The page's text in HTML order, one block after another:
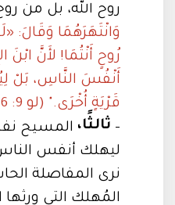
روح الله، بل من
وَانْتَهَرَهُمَا وَقَالَ:
رُوحٍ أَنْتُمَا! لأَنَّ
أَنْفُسَ النَّاسِ، بَلْ
قَرْيَةٍ أُخْرَى." (لو 9: 56).
- ثالثًا، المسيح
ليهلك أنفس
نرى المفاصلة
المُهلك التي ورثها